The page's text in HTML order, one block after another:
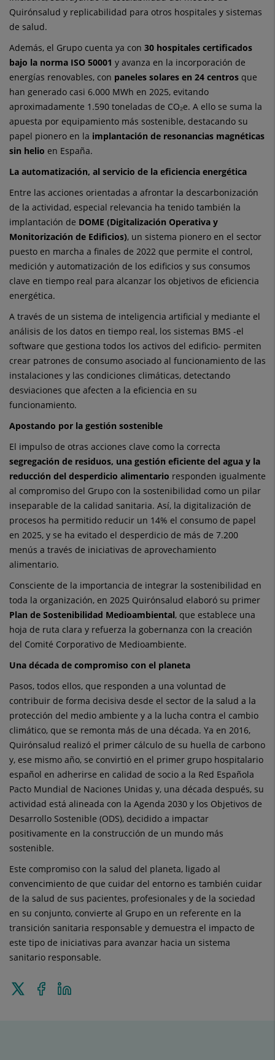
Quirónsalud y replicabilidad para otros hospitales y sistemas
de salud.
Además, el Grupo cuenta ya con 30 hospitales certificados
bajo la norma ISO 50001 y avanza en la incorporación de
energías renovables, con paneles solares en 24 centros que
han generado casi 6.000 MWh en 2025, evitando
aproximadamente 1.590 toneladas de CO₂e. A ello se suma la
apuesta por equipamiento más sostenible, destacando su
papel pionero en la implantación de resonancias magnéticas
sin helio en España.
La automatización, al servicio de la eficiencia energética
Entre las acciones orientadas a afrontar la descarbonización
de la actividad, especial relevancia ha tenido también la
implantación de DOME (Digitalización Operativa y
Monitorización de Edificios), un sistema pionero en el sector
puesto en marcha a finales de 2022 que permite el control,
medición y automatización de los edificios y sus consumos
clave en tiempo real para alcanzar los objetivos de eficiencia
energética.
A través de un sistema de inteligencia artificial y mediante el
análisis de los datos en tiempo real, los sistemas BMS -el
software que gestiona todos los activos del edificio- permiten
crear patrones de consumo asociado al funcionamiento de las
instalaciones y las condiciones climáticas, detectando
desviaciones que afecten a la eficiencia en su
funcionamiento.
Apostando por la gestión sostenible
El impulso de otras acciones clave como la correcta
segregación de residuos, una gestión eficiente del agua y la
reducción del desperdicio alimentario responden igualmente
al compromiso del Grupo con la sostenibilidad como un pilar
inseparable de la calidad sanitaria. Así, la digitalización de
procesos ha permitido reducir un 14% el consumo de papel
en 2025, y se ha evitado el desperdicio de más de 7.200
menús a través de iniciativas de aprovechamiento
alimentario.
Consciente de la importancia de integrar la sostenibilidad en
toda la organización, en 2025 Quirónsalud elaboró su primer
Plan de Sostenibilidad Medioambiental, que establece una
hoja de ruta clara y refuerza la gobernanza con la creación
del Comité Corporativo de Medioambiente.
Una década de compromiso con el planeta
Pasos, todos ellos, que responden a una voluntad de
contribuir de forma decisiva desde el sector de la salud a la
protección del medio ambiente y a la lucha contra el cambio
climático, que se remonta más de una década. Ya en 2016,
Quirónsalud realizó el primer cálculo de su huella de carbono
y, ese mismo año, se convirtió en el primer grupo hospitalario
español en adherirse en calidad de socio a la Red Española
Pacto Mundial de Naciones Unidas y, una década después, su
actividad está alineada con la Agenda 2030 y los Objetivos de
Desarrollo Sostenible (ODS), decidido a impactar
positivamente en la construcción de un mundo más
sostenible.
Este compromiso con la salud del planeta, ligado al
convencimiento de que cuidar del entorno es también cuidar
de la salud de sus pacientes, profesionales y de la sociedad
en su conjunto, convierte al Grupo en un referente en la
transición sanitaria responsable y demuestra el impacto de
este tipo de iniciativas para avanzar hacia un sistema
sanitario responsable.
Enviar
Compartir